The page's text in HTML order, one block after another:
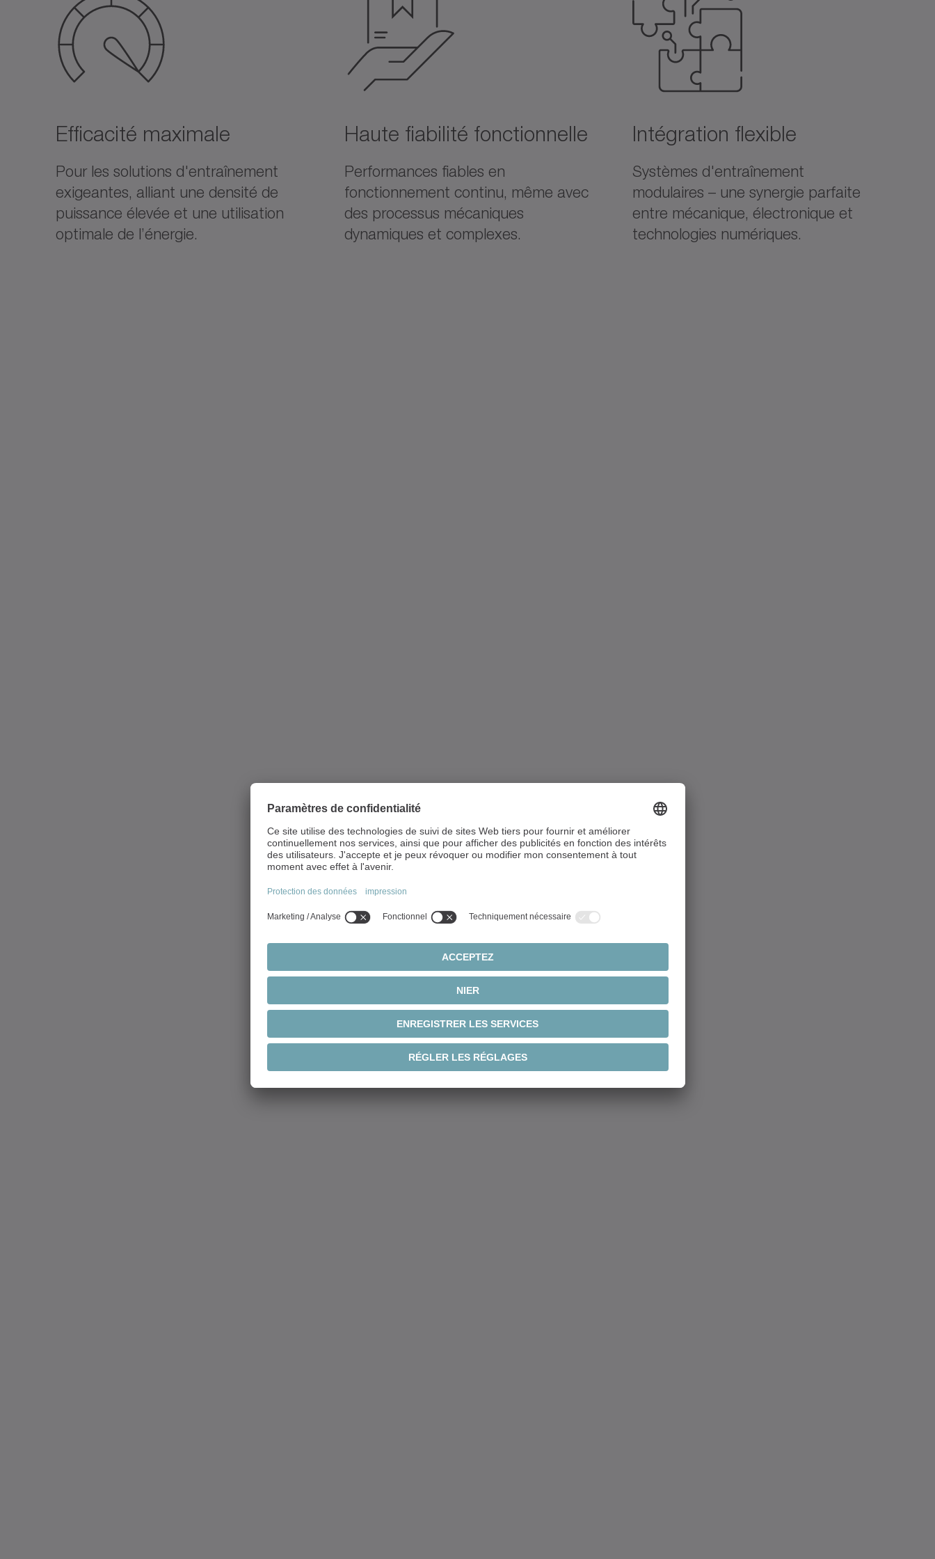
Efficacité maximale
Pour les solutions d'entraînement
exigeantes, alliant une densité de
puissance élevée et une utilisation
optimale de l’énergie.
Haute fiabilité fonctionnelle
Performances fiables en
fonctionnement continu, même avec
des processus mécaniques
dynamiques et complexes.
Intégration flexible
Systèmes d'entraînement
modulaires – une synergie parfaite
entre mécanique, électronique et
technologies numériques.